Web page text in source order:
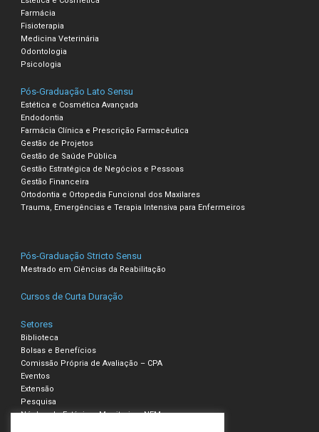
Farmácia
Fisioterapia
Medicina Veterinária
Odontologia
Psicologia
Pós-Graduação Lato Sensu
Estética e Cosmética Avançada
Endodontia
Farmácia Clínica e Prescrição Farmacêutica
Gestão de Projetos
Gestão de Saúde Pública
Gestão Estratégica de Negócios e Pessoas
Gestão Financeira
Ortodontia e Ortopedia Funcional dos Maxilares
Trauma, Emergências e Terapia Intensiva para Enfermeiros
Pós-Graduação Stricto Sensu
Mestrado em Ciências da Reabilitação
Cursos de Curta Duração
Setores
Biblioteca
Bolsas e Benefícios
Comissão Própria de Avaliação – CPA
Eventos
Extensão
Pesquisa
Núcleo de Estágio e Monitoria – NEM